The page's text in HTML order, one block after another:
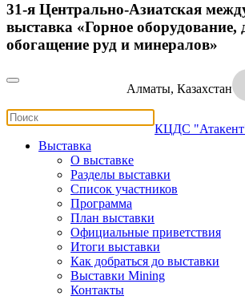
31-я Центрально-Азиатская
выставка «Горное
обогащение руд и минералов»
Алматы, Казахстан
КЦДС
Выставка
О выставке
Разделы выставки
Список участников
Программа
План выставки
Официальные приветствия
Итоги выставки
Как добраться до выставки
Выставки Mining
Контакты